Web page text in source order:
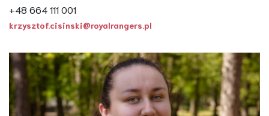
+48 664 111 001
krzysztof.cisinski@royalrangers.pl